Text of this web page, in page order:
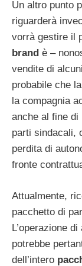
Un altro punto
riguarderà
vorrà gestire il
brand è –
vendite di
probabile che
la compagnia
anche al fine
parti sindacali,
perdita di
fronte
Attualmente,
pacchetto di
L’operazione
potrebbe
dell’intero